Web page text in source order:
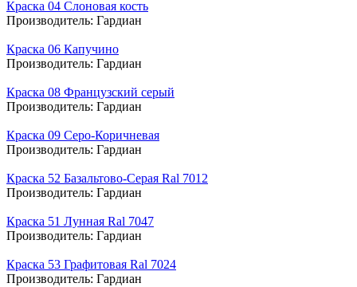
Краска 04 Слоновая кость
Производитель: Гардиан
Краска 06 Капучино
Производитель: Гардиан
Краска 08 Французский серый
Производитель: Гардиан
Краска 09 Серо-Коричневая
Производитель: Гардиан
Краска 52 Базальтово-Серая Ral 7012
Производитель: Гардиан
Краска 51 Лунная Ral 7047
Производитель: Гардиан
Краска 53 Графитовая Ral 7024
Производитель: Гардиан